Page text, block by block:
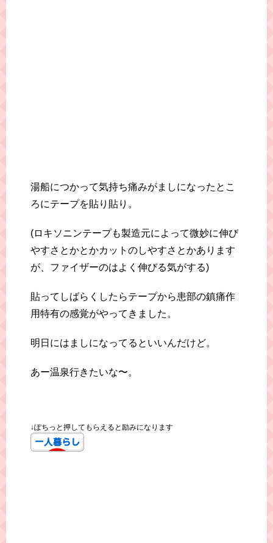
湯船につかって気持ち痛みがましになったとこ
ろにテープを貼り貼り。
(ロキソニンテープも製造元によって微妙に伸び
やすさとかとかカットのしやすさとかあります
が、ファイザーのはよく伸びる気がする)
貼ってしばらくしたらテープから患部の鎮痛作
用特有の感覚がやってきました。
明日にはましになってるといいんだけど。
あー温泉行きたいな〜。
↓ぽちっと押してもらえると励みになります